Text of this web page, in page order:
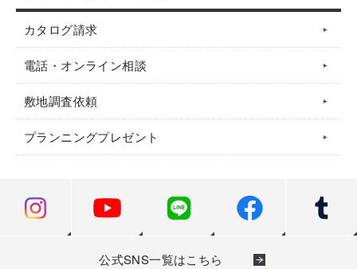
カタログ請求
電話・オンライン相談
敷地調査依頼
プランニングプレゼント
公式SNS一覧はこちら